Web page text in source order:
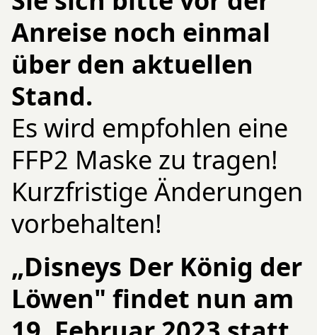
Anreise noch einmal
über den aktuellen
Stand.
Es wird empfohlen eine
FFP2 Maske zu tragen!
Kurzfristige Änderungen
vorbehalten!
„Disneys Der König der
Löwen" findet nun am